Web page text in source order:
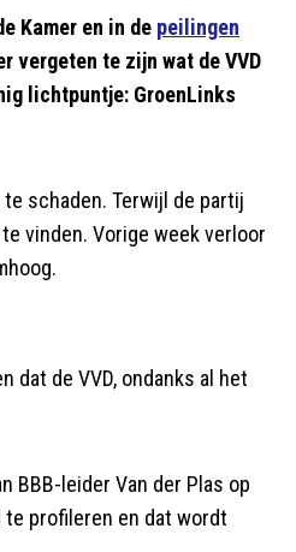
Kamer en in de peilingen
vergeten te zijn wat de VVD
lichtpuntje: GroenLinks
schaden. Terwijl de partij
vinden. Vorige week verloor
dat de VVD, ondanks al het
BBB-leider Van der Plas op
te profileren en dat wordt